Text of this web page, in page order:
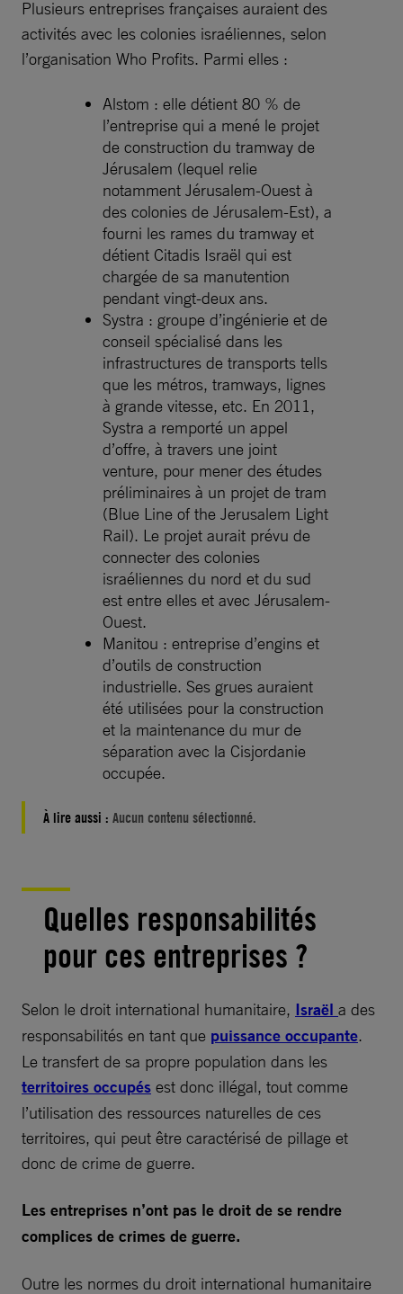
Plusieurs entreprises françaises auraient des
activités avec les colonies israéliennes, selon
l’organisation Who Profits. Parmi elles :
Alstom : elle détient 80 % de
l’entreprise qui a mené le projet
de construction du tramway de
Jérusalem (lequel relie
notamment Jérusalem-Ouest à
des colonies de Jérusalem-Est), a
fourni les rames du tramway et
détient Citadis Israël qui est
chargée de sa manutention
pendant vingt-deux ans.
Systra : groupe d’ingénierie et de
conseil spécialisé dans les
infrastructures de transports tells
que les métros, tramways, lignes
à grande vitesse, etc. En 2011,
Systra a remporté un appel
d’offre, à travers une joint
venture, pour mener des études
préliminaires à un projet de tram
(Blue Line of the Jerusalem Light
Rail). Le projet aurait prévu de
connecter des colonies
israéliennes du nord et du sud
est entre elles et avec Jérusalem-
Ouest.
Manitou : entreprise d’engins et
d’outils de construction
industrielle. Ses grues auraient
été utilisées pour la construction
et la maintenance du mur de
séparation avec la Cisjordanie
occupée.
À lire aussi : Aucun contenu sélectionné.
Quelles responsabilités
pour ces entreprises ?
Selon le droit international humanitaire, Israël a des
responsabilités en tant que puissance occupante.
Le transfert de sa propre population dans les
territoires occupés est donc illégal, tout comme
l’utilisation des ressources naturelles de ces
territoires, qui peut être caractérisé de pillage et
donc de crime de guerre.
Les entreprises n’ont pas le droit de se rendre
complices de crimes de guerre.
Outre les normes du droit international humanitaire